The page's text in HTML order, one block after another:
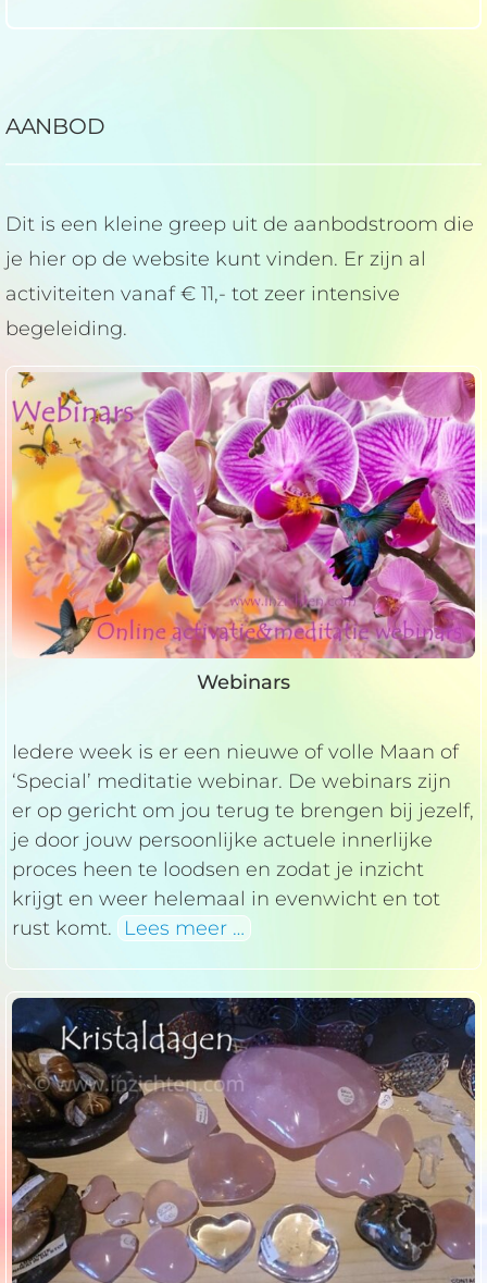
AANBOD
Dit is een kleine greep uit de aanbodstroom die
je hier op de website kunt vinden. Er zijn al
activiteiten vanaf € 11,- tot zeer intensive
begeleiding.
Webinars
Iedere week is er een nieuwe of volle Maan of
‘Special’ meditatie webinar. De webinars zijn
er op gericht om jou terug te brengen bij jezelf,
je door jouw persoonlijke actuele innerlijke
proces heen te loodsen en zodat je inzicht
krijgt en weer helemaal in evenwicht en tot
rust komt.
Lees meer …